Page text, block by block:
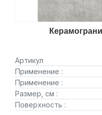
Артикул
Применение :
Применение :
Размер, см :
Поверхность :